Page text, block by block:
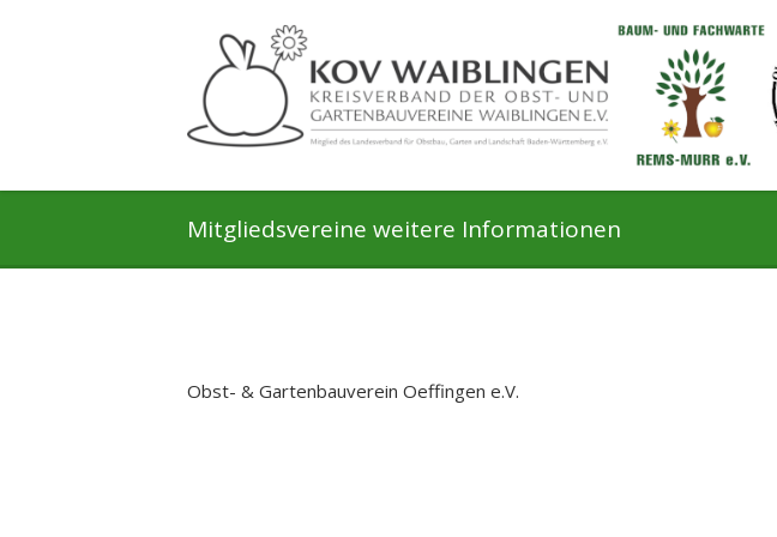
Mitgliedsvereine weitere Informationen
Obst- & Gartenbauverein Oeffingen e.V.